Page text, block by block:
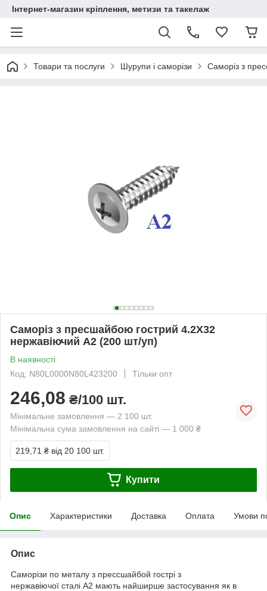
Інтернет-магазин кріплення, метизи та такелаж
Товари та послуги Шурупи і саморізи Саморіз з
Саморіз з пресшайбою гострий 4.2Х32
нержавіючий А2 (200 шт/уп)
В наявності
Код: N80L0000N80L423200
Тільки опт
246,08 ₴/100 шт.
Мінімальне замовлення — 2 100 шт.
Мінімальна сума замовлення на сайті — 1 000 ₴
219,71 ₴ від 20 100 шт.
Купити
Опис Характеристики Доставка Оплата Умови
Опис
Саморізи по металу з прессшайбой гострі з
нержавіючої сталі А2 мають найширше застосування як в